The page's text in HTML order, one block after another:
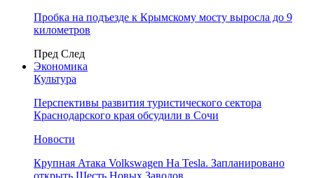
Пробка на подъезде к Крымскому мосту выросла до 9
километров
Пред След
Экономика
Культура
Перспективы развития туристического сектора
Краснодарского края обсудили в Сочи
Новости
Крупная Атака Volkswagen На Tesla. Запланировано
открыть Шесть Новых Заводов